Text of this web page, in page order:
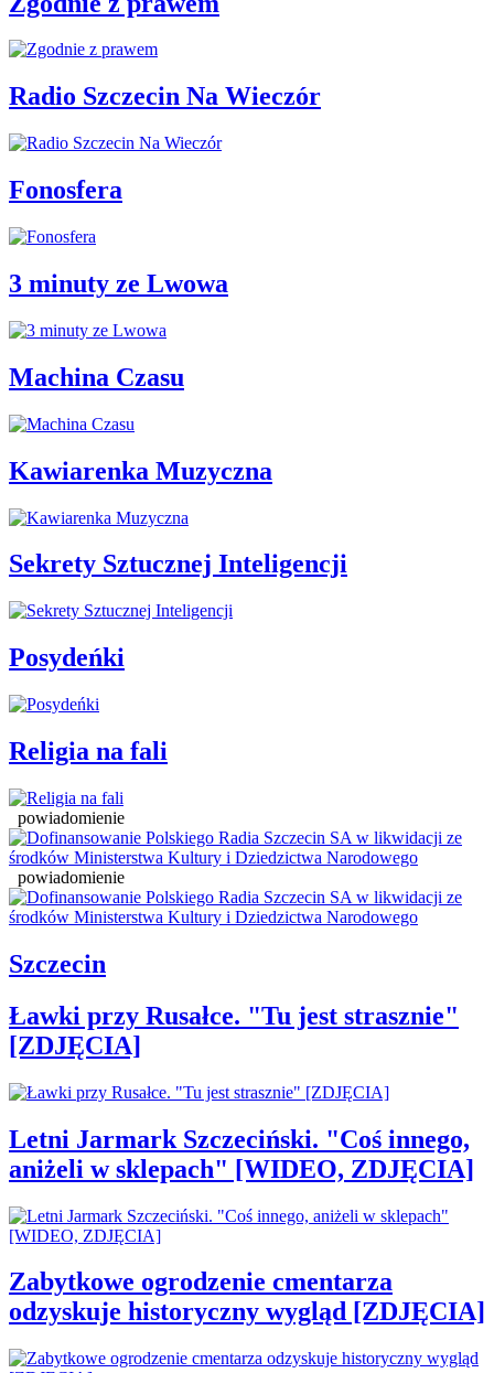
Radio Szczecin Na Wieczór
Fonosfera
3 minuty ze Lwowa
Machina Czasu
Kawiarenka Muzyczna
Sekrety Sztucznej Inteligencji
Posydeńki
Religia na fali
powiadomienie
powiadomienie
Szczecin
Ławki przy Rusałce. "Tu jest strasznie"
[ZDJĘCIA]
Letni Jarmark Szczeciński. "Coś innego,
aniżeli w sklepach" [WIDEO, ZDJĘCIA]
Zabytkowe ogrodzenie cmentarza
odzyskuje historyczny wygląd [ZDJĘCIA]